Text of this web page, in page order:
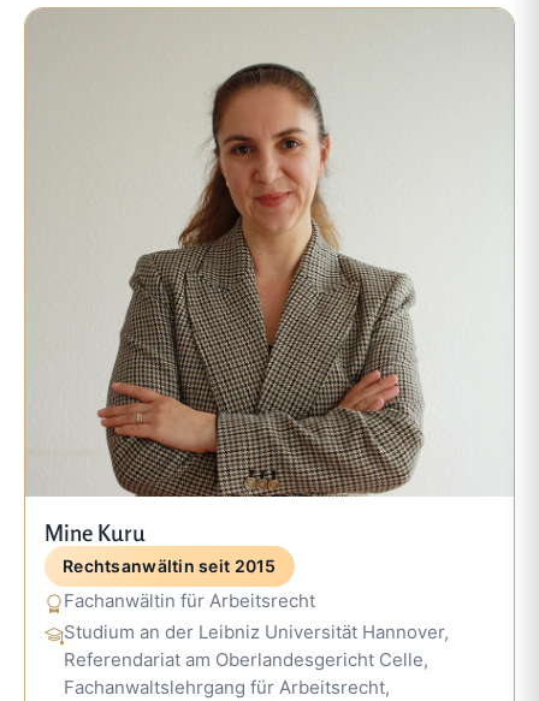
Mine Kuru
Rechtsanwältin seit 2015
Fachanwältin für Arbeitsrecht
Studium an der Leibniz Universität Hannover,
Referendariat am Oberlandesgericht Celle,
Fachanwaltslehrgang für Arbeitsrecht,